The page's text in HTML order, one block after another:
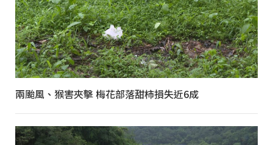
兩颱風、猴害夾擊 梅花部落甜柿損失近6成